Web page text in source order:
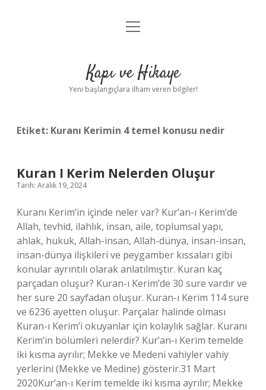
Anasayfa
Yasal Uyarı
menüyü
Kapı ve Hikaye
Yeni başlangıçlara ilham veren bilgiler!
Etiket: Kuranı Kerimin 4 temel konusu nedir
Kuran I Kerim Nelerden Oluşur
Tarih: Aralık 19, 2024
Kuranı Kerim’in içinde neler var? Kur’an-ı Kerim’de
Allah, tevhid, ilahlık, insan, aile, toplumsal yapı,
ahlak, hukuk, Allah-insan, Allah-dünya, insan-insan,
insan-dünya ilişkileri ve peygamber kıssaları gibi
konular ayrıntılı olarak anlatılmıştır. Kuran kaç
parçadan oluşur? Kuran-ı Kerim’de 30 sure vardır ve
her sure 20 sayfadan oluşur. Kuran-ı Kerim 114 sure
ve 6236 ayetten oluşur. Parçalar halinde olması
Kuran-ı Kerim’i okuyanlar için kolaylık sağlar. Kuranı
Kerim’in bölümleri nelerdir? Kur’an-ı Kerim temelde
iki kısma ayrılır; Mekke ve Medeni vahiyler vahiy
yerlerini (Mekke ve Medine) gösterir.31 Mart
2020Kur’an-ı Kerim temelde iki kısma ayrılır; Mekke